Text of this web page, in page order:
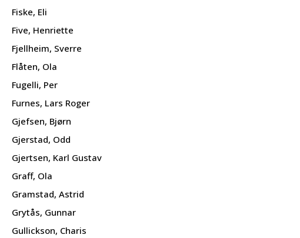
Fiske, Eli
Five, Henriette
Fjellheim, Sverre
Flåten, Ola
Fugelli, Per
Furnes, Lars Roger
Gjefsen, Bjørn
Gjerstad, Odd
Gjertsen, Karl Gustav
Graff, Ola
Gramstad, Astrid
Grytås, Gunnar
Gullickson, Charis